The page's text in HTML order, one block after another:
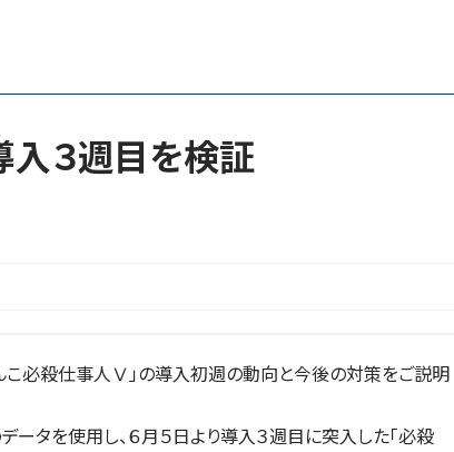
入３週目を検証
こ必殺仕事人Ⅴ」の導入初週の動向と今後の対策をご説明
ータを使用し、６月５日より導入３週目に突入した「必殺